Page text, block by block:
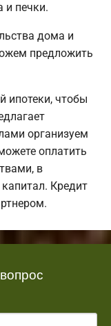
и печки.
дома и
предложить
ипотеки, чтобы
организуем
оплатить
в
Кредит